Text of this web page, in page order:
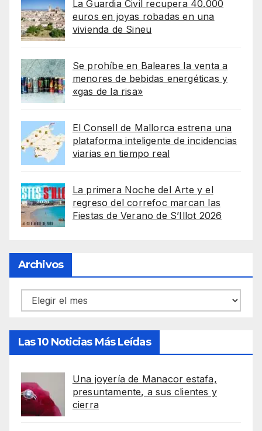
La Guardia Civil recupera 40.000
euros en joyas robadas en una
vivienda de Sineu
Se prohíbe en Baleares la venta a
menores de bebidas energéticas y
«gas de la risa»
El Consell de Mallorca estrena una
plataforma inteligente de incidencias
viarias en tiempo real
La primera Noche del Arte y el
regreso del correfoc marcan las
Fiestas de Verano de S’Illot 2026
Archivos
Archivos
Las 10 Noticias Más Leídas
Una joyería de Manacor estafa,
presuntamente, a sus clientes y
cierra